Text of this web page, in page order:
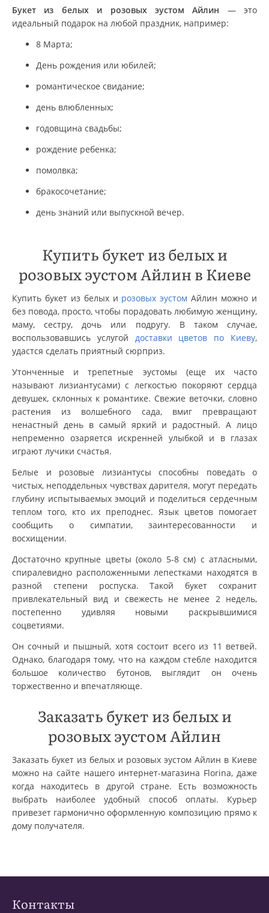
Букет из белых и розовых эустом Айлин — это
идеальный подарок на любой праздник, например:
8 Марта;
День рождения или юбилей;
романтическое свидание;
день влюбленных;
годовщина свадьбы;
рождение ребенка;
помолвка;
бракосочетание;
день знаний или выпускной вечер.
Купить букет из белых и
розовых эустом Айлин в Киеве
Купить букет из белых и розовых эустом Айлин можно и
без повода, просто, чтобы порадовать любимую женщину,
маму, сестру, дочь или подругу. В таком случае,
воспользовавшись услугой доставки цветов по Киеву,
удастся сделать приятный сюрприз.
Утонченные и трепетные эустомы (еще их часто
называют лизиантусами) с легкостью покоряют сердца
девушек, склонных к романтике. Свежие веточки, словно
растения из волшебного сада, вмиг превращают
ненастный день в самый яркий и радостный. А лицо
непременно озаряется искренней улыбкой и в глазах
играют лучики счастья.
Белые и розовые лизиантусы способны поведать о
чистых, неподдельных чувствах дарителя, могут передать
глубину испытываемых эмоций и поделиться сердечным
теплом того, кто их преподнес. Язык цветов помогает
сообщить о симпатии, заинтересованности и
восхищении.
Достаточно крупные цветы (около 5-8 см) с атласными,
спиралевидно расположенными лепестками находятся в
разной степени роспуска. Такой букет сохранит
привлекательный вид и свежесть не менее 2 недель,
постепенно удивляя новыми раскрывшимися
соцветиями.
Он сочный и пышный, хотя состоит всего из 11 ветвей.
Однако, благодаря тому, что на каждом стебле находится
большое количество бутонов, выглядит он очень
торжественно и впечатляюще.
Заказать букет из белых и
розовых эустом Айлин
Заказать букет из белых и розовых эустом Айлин в Киеве
можно на сайте нашего интернет-магазина Florina, даже
когда находитесь в другой стране. Есть возможность
выбрать наиболее удобный способ оплаты. Курьер
привезет гармонично оформленную композицию прямо к
дому получателя.
Контакты